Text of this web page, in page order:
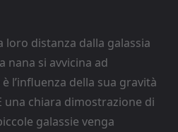
loro distanza dalla galassia
nana si avvicina ad
l’influenza della sua gravità
una chiara dimostrazione di
galassie venga